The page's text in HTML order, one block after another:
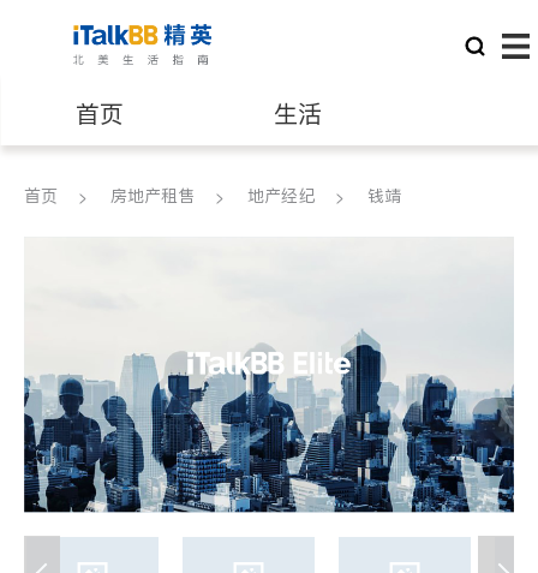
首页 生活
医生 律师
养老 非盈利组织
首页 房地产租售 地产经纪 钱靖